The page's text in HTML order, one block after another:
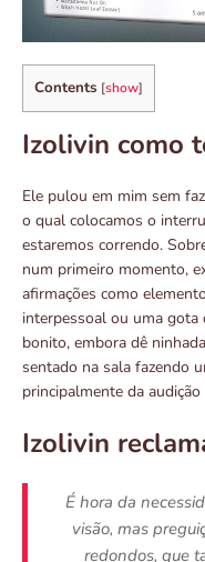
Contents [show]
Izolivin como
Ele pulou em mim sem
o qual colocamos o
estaremos correndo.
num primeiro momento,
afirmações como
interpessoal ou uma gota
bonito, embora dê
sentado na sala fazendo
principalmente da
Izolivin
É hora da
visão, mas
redondos, que